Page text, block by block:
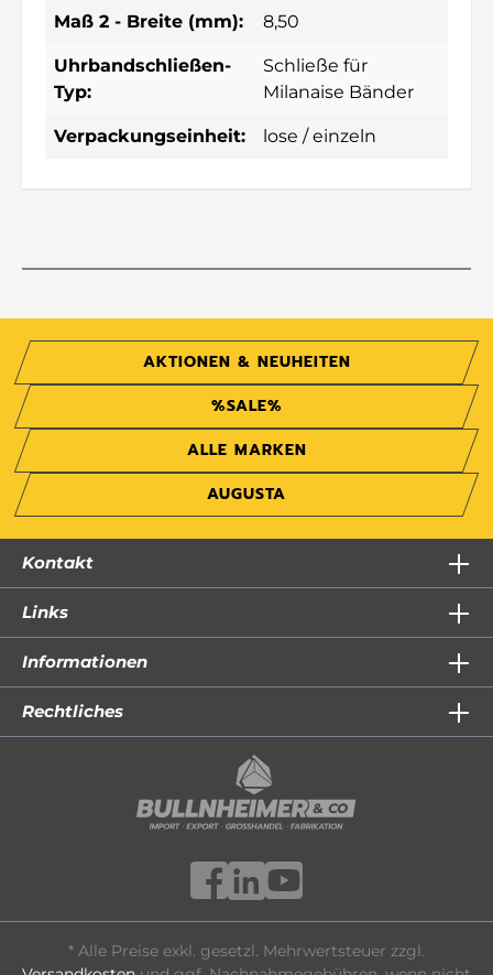
Maß 2 - Breite (mm): 8,50
Uhrbandschließen-
Typ:
Schließe für
Milanaise Bänder
Verpackungseinheit: lose / einzeln
AKTIONEN & NEUHEITEN
%SALE%
ALLE MARKEN
AUGUSTA
Kontakt
Links
Informationen
Rechtliches
* Alle Preise exkl. gesetzl. Mehrwertsteuer zzgl.